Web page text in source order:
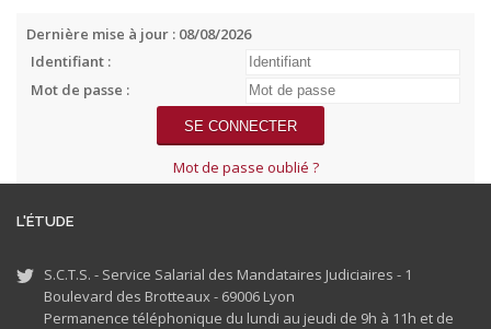
Dernière mise à jour : 08/08/2026
Identifiant :
Mot de passe :
Mot de passe oublié ?
L'ÉTUDE
S.C.T.S. - Service Salarial des Mandataires Judiciaires - 1
Boulevard des Brotteaux - 69006 Lyon
Permanence téléphonique du lundi au jeudi de 9h à 11h et de